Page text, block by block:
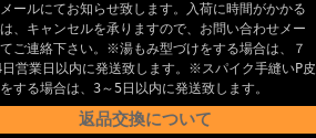
ールにてお知らせ致します。入荷に時間がかかる
、キャンセルを承りますので、お問い合わせメー
ご連絡下さい。※湯もみ型づけをする場合は、７
日営業日以内に発送致します。※スパイク手縫いP皮
する場合は、3～5日以内に発送致します。
返品交換について